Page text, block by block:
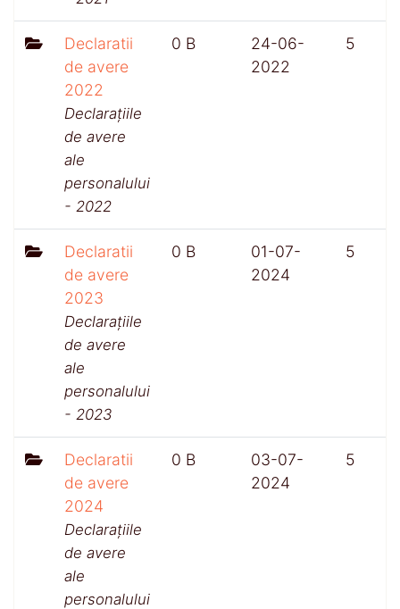
Declaratii
de avere
2022
Declarațiile
de avere
ale
personalului
- 2022
0 B
24-06-
2022
5
Declaratii
de avere
2023
Declarațiile
de avere
ale
personalului
- 2023
0 B
01-07-
2024
5
Declaratii
de avere
2024
Declarațiile
de avere
ale
personalului
0 B
03-07-
2024
5